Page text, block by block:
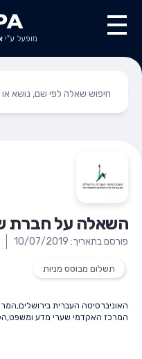
השאלה על חברת
פורסם בתאריך: 10/07/2019
תשלום מבוסס מניות
האוניברסיטה העברית בירושלים,
המרכז האקדמי שערי מדע ומשפט,